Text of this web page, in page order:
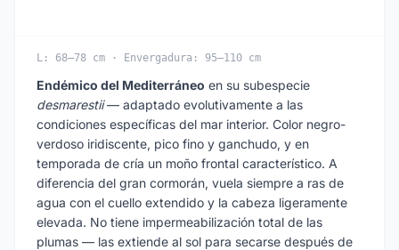
L: 68–78 cm · Envergadura: 95–110 cm
Endémico del Mediterráneo en su subespecie
desmarestii— adaptado evolutivamente a las
condiciones específicas del mar interior. Color negro-
verdoso iridiscente, pico fino y ganchudo, y en
temporada de cría un moño frontal característico. A
diferencia del gran cormorán, vuela siempre a ras de
agua con el cuello extendido y la cabeza ligeramente
elevada. No tiene impermeabilización total de las
plumas — las extiende al sol para secarse después de